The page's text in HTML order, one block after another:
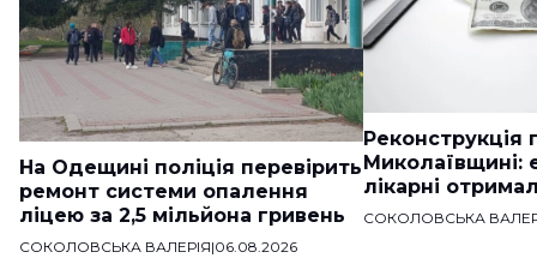
На Одещині поліція перевірить
ремонт системи опалення
ліцею за 2,5 мільйона гривень
СОКОЛОВСЬКА ВАЛЕРІЯ|06.08.2026
Реконструкція
Миколаївщині:
лікарні
СОКОЛОВСЬКА